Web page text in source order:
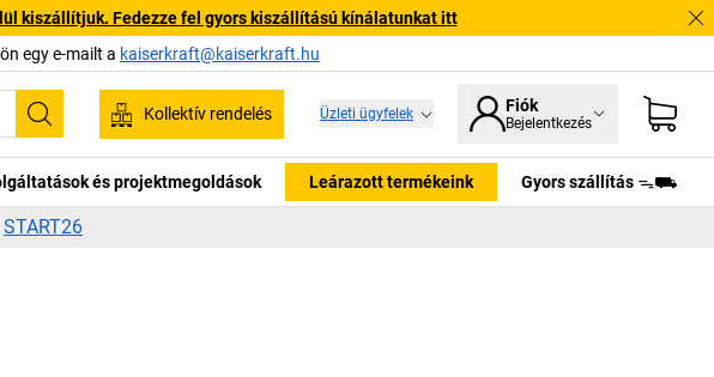
kiszállítjuk. Fedezze fel gyors kiszállítású kínálatunkat itt
egy e-mailt a kaiserkraft@kaiserkraft.hu
Keresés
Kollektív rendelés Üzleti ügyfelek Fiók
Bejelentkezés
és projektmegoldások Leárazott termékeink Gyors szállítás ᯓ⛟
START26